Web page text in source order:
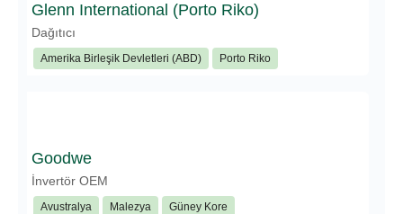
Glenn International (Porto Riko)
Dağıtıcı
Amerika Birleşik Devletleri (ABD) Porto Riko
Goodwe
İnvertör OEM
Avustralya Malezya Güney Kore